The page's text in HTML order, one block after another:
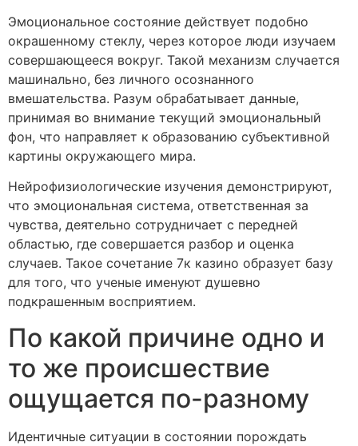
Эмоциональное состояние действует подобно
окрашенному стеклу, через которое люди изучаем
совершающееся вокруг. Такой механизм случается
машинально, без личного осознанного
вмешательства. Разум обрабатывает данные,
принимая во внимание текущий эмоциональный
фон, что направляет к образованию субъективной
картины окружающего мира.
Нейрофизиологические изучения демонстрируют,
что эмоциональная система, ответственная за
чувства, деятельно сотрудничает с передней
областью, где совершается разбор и оценка
случаев. Такое сочетание 7к казино образует базу
для того, что ученые именуют душевно
подкрашенным восприятием.
По какой причине одно и
то же происшествие
ощущается по-разному
Идентичные ситуации в состоянии порождать